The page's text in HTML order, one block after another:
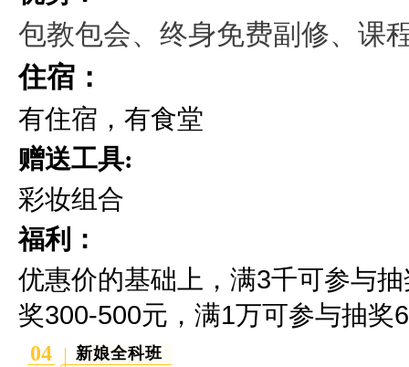
包教包会、终身免费副修、课
住宿：
有住宿，有食堂
赠送工具:
彩妆组合
福利：
优惠价的基础上，满3千可参与
奖300-500元，满1万可参与抽奖
04 新娘全科班